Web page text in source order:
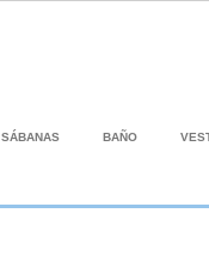
SÁBANAS BAÑO